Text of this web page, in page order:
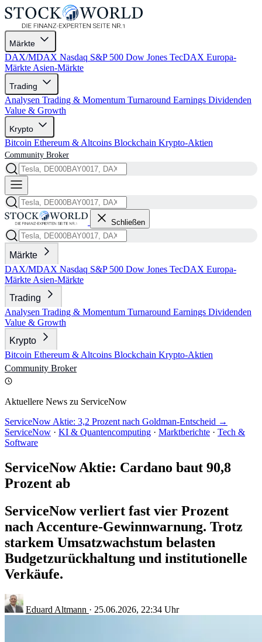
Märkte
DAX/MDAX Nasdaq S&P 500 Dow Jones TecDAX Europa-
Märkte Asien-Märkte
Trading
Analysen Trading & Momentum Turnaround Earnings Dividenden
Value & Growth
Krypto
Bitcoin Ethereum & Altcoins Blockchain Krypto-Aktien
Community Broker
Schließen
Märkte
DAX/MDAX Nasdaq S&P 500 Dow Jones TecDAX Europa-
Märkte Asien-Märkte
Trading
Analysen Trading & Momentum Turnaround Earnings Dividenden
Value & Growth
Krypto
Bitcoin Ethereum & Altcoins Blockchain Krypto-Aktien
Community Broker
Aktuellere News zu ServiceNow
ServiceNow Aktie: 3,2 Prozent nach Goldman-Entscheid →
ServiceNow · KI & Quantencomputing · Marktberichte · Tech &
Software
ServiceNow Aktie: Cardano baut 90,8
Prozent ab
ServiceNow verliert fast vier Prozent
nach Accenture-Gewinnwarnung. Trotz
starkem Umsatzwachstum belasten
Budgetzurückhaltung und institutionelle
Verkäufe.
Eduard Altmann · 25.06.2026, 22:34 Uhr